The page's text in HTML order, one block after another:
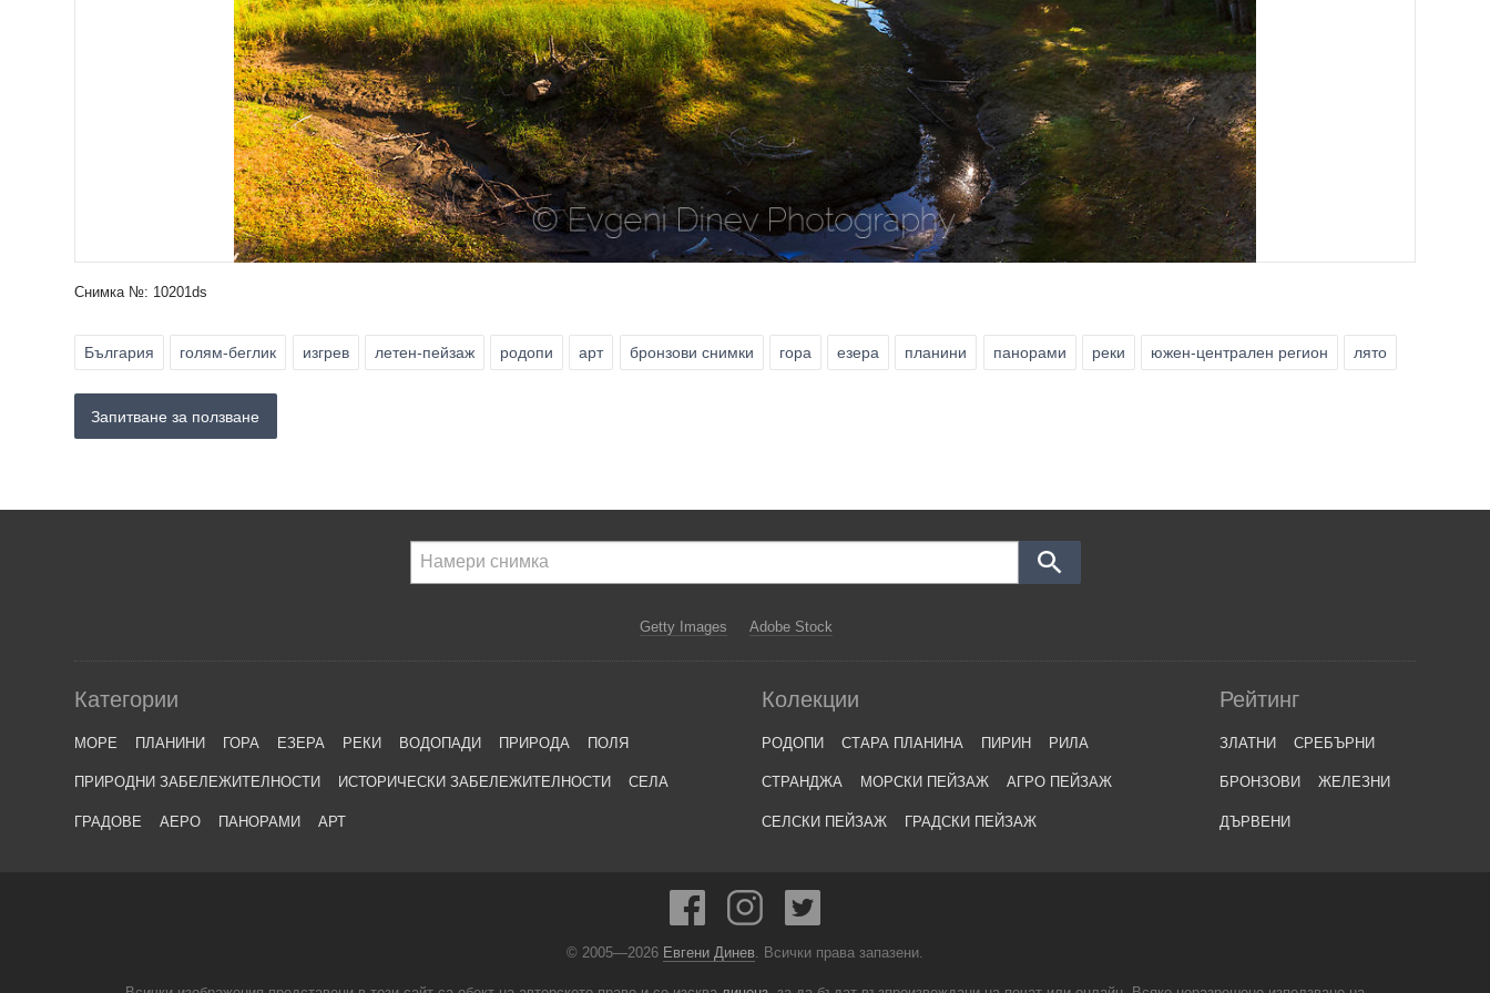
Снимка №: 10201ds
България голям-беглик изгрев летен-пейзаж родопи арт бронзови снимки гора езера планини панорами реки южен-централен регион лято
Запитване за ползване
Getty Images Adobe Stock
Категории
МОРЕ ПЛАНИНИ ГОРА ЕЗЕРА РЕКИ ВОДОПАДИ ПРИРОДА ПОЛЯ
ПРИРОДНИ ЗАБЕЛЕЖИТЕЛНОСТИ ИСТОРИЧЕСКИ ЗАБЕЛЕЖИТЕЛНОСТИ СЕЛА
ГРАДОВЕ АЕРО ПАНОРАМИ АРТ
Колекции
РОДОПИ СТАРА ПЛАНИНА ПИРИН РИЛА
СТРАНДЖА МОРСКИ ПЕЙЗАЖ АГРО ПЕЙЗАЖ
СЕЛСКИ ПЕЙЗАЖ ГРАДСКИ ПЕЙЗАЖ
Рейтинг
ЗЛАТНИ СРЕБЪРНИ
БРОНЗОВИ ЖЕЛЕЗНИ
ДЪРВЕНИ
© 2005—2026 Евгени Динев. Всички права запазени.